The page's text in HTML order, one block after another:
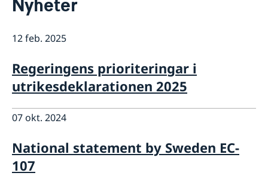
Om ambassaden
Parkering
Om ambassaden
Sverige i Aruba
Sverige i Sint Maarten
Sverige i Curaçao
Organisationer och föreningar
Vi är en resurs för svenska företag
Så kan du få stöd
Svenska företag i Nederländerna
Nyheter
Kalendarium
12 feb. 2025
Regeringens prioriteringar i
utrikesdeklarationen 2025
07 okt. 2024
National statement by Sweden EC-
107